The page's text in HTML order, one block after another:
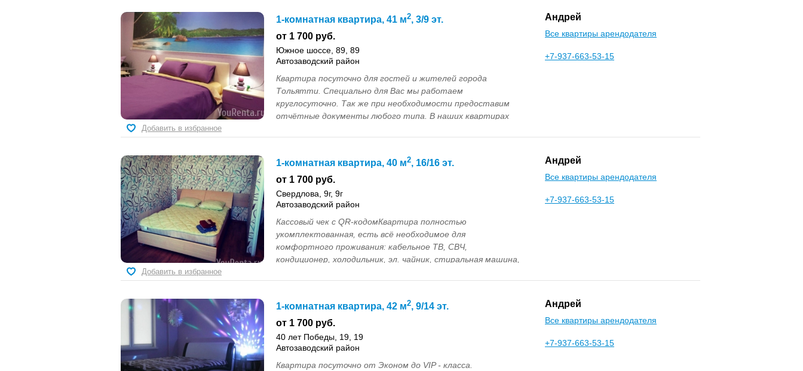
1-комнатная квартира, 41 м2, 3/9 эт.
от 1 700 руб.
Южное шоссе, 89, 89
Автозаводский район
Квартира посуточно для гостей и жителей города
Тольятти. Специально для Вас мы работаем
круглосуточно. Так же при необходимости предоставим
отчётные документы любого типа. В наших квартирах
Андрей
Все квартиры арендодателя
+7-937-663-53-15
Добавить в избранное
1-комнатная квартира, 40 м2, 16/16 эт.
от 1 700 руб.
Свердлова, 9г, 9г
Автозаводский район
Кассовый чек с QR-кодомКвартира полностью
укомплектованная, есть всё необходимое для
комфортного проживания: кабельное ТВ, СВЧ,
кондиционер, холодильник, эл. чайник, стиральная машина,
Андрей
Все квартиры арендодателя
+7-937-663-53-15
Добавить в избранное
1-комнатная квартира, 42 м2, 9/14 эт.
от 1 700 руб.
40 лет Победы, 19, 19
Автозаводский район
Квартира посуточно от Эконом до VIP - класса.
Андрей
Все квартиры арендодателя
+7-937-663-53-15